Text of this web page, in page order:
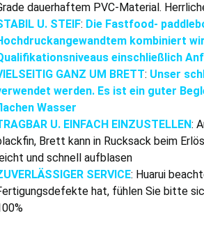
dauerhaftem PVC-Material.
U. STEIF: Die Fastfood-
kombiniert
einschließlich
GANZ UM BRETT: Unser
werden. Es ist ein guter
Wasser
U. EINFACH EINZUSTELLEN:
Brett kann in Rucksack beim
und schnell aufblasen
SERVICE: Huarui
hat, fühlen Sie bitte